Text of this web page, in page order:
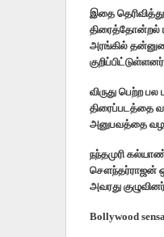
இதை
திரைத்தோன்றல்
அரங்கில்
விருது பெற்ற
திரைப்படத்தை
அனுபவத்தை
நந்தமுரி
சௌந்தர்ராஜன்
அவரது
Bollywood